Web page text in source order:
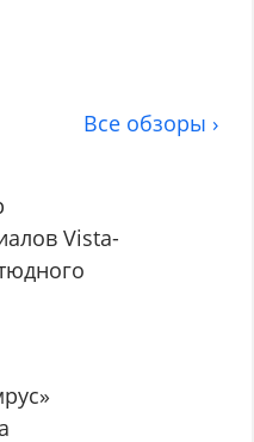
Все обзоры ›
Vista-